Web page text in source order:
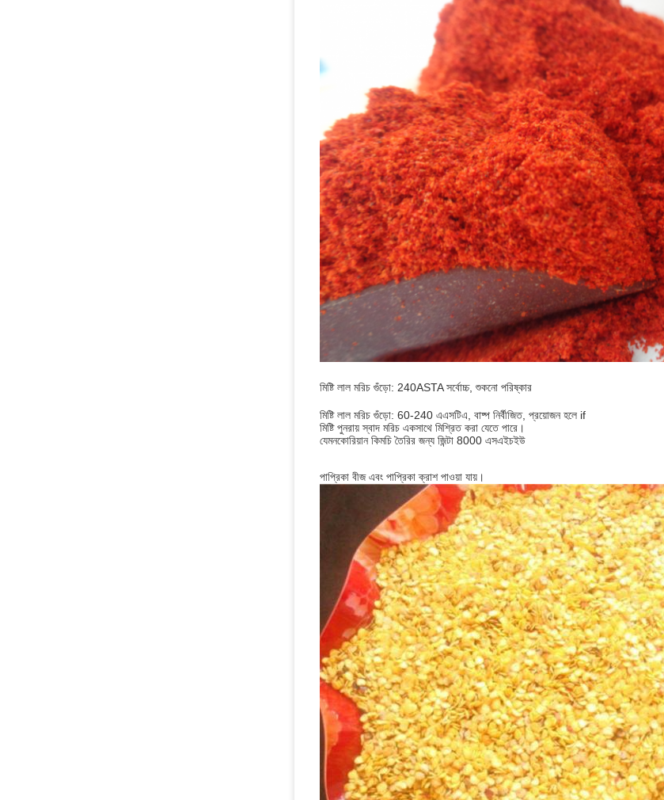
মিষ্টি লাল মরিচ গুঁড়ো: 240ASTA সর্বোচ্চ, শুকনো পরিষ্কার
মিষ্টি লাল মরিচ গুঁড়ো: 60-240 এএসটিএ, বাষ্প নির্বীজিত, প্রয়োজন হলে if
মিষ্টি পুনরায় স্বাদ মরিচ একসাথে মিশ্রিত করা যেতে পারে।
যেমনকোরিয়ান কিমচি তৈরির জন্য জিন্টা 8000 এসএইচইউ
পাপ্রিকা বীজ এবং পাপ্রিকা ক্রাশ পাওয়া যায়।